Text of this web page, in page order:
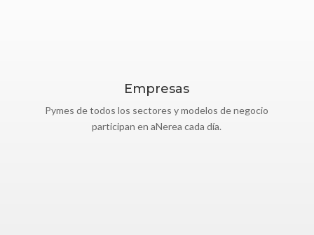
Empresas
Pymes de todos los sectores y modelos de negocio
participan en aNerea cada día.